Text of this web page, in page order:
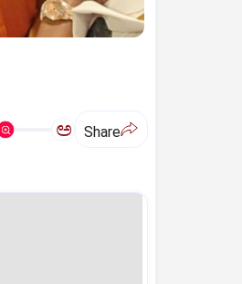
ಅ Share